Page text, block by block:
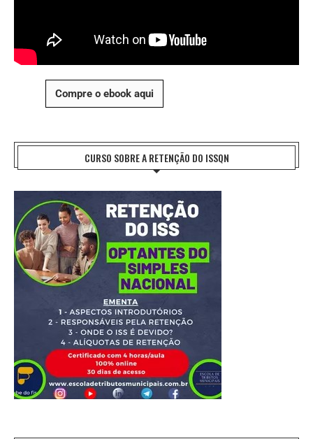
Compre o ebook aqui
CURSO SOBRE A RETENÇÃO DO ISSQN